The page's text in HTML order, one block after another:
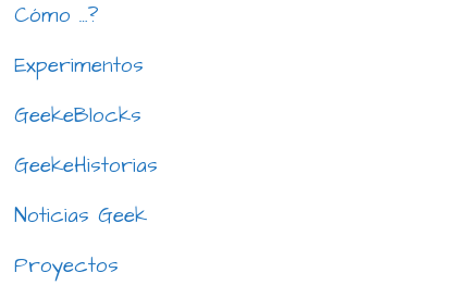
Cómo …?
Experimentos
GeekeBlocks
GeekeHistorias
Noticias Geek
Proyectos